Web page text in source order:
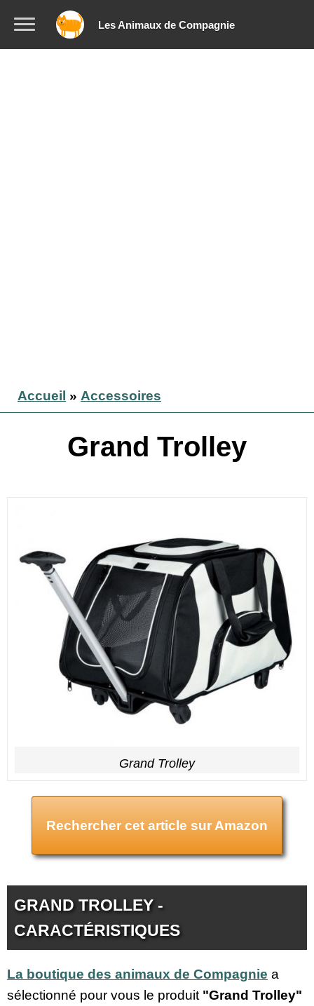
Les Animaux de Compagnie
Accueil » Accessoires
Grand Trolley
Grand Trolley
Rechercher cet article sur Amazon
GRAND TROLLEY -
CARACTÉRISTIQUES
La boutique des animaux de Compagnie a
sélectionné pour vous le produit "Grand Trolley"